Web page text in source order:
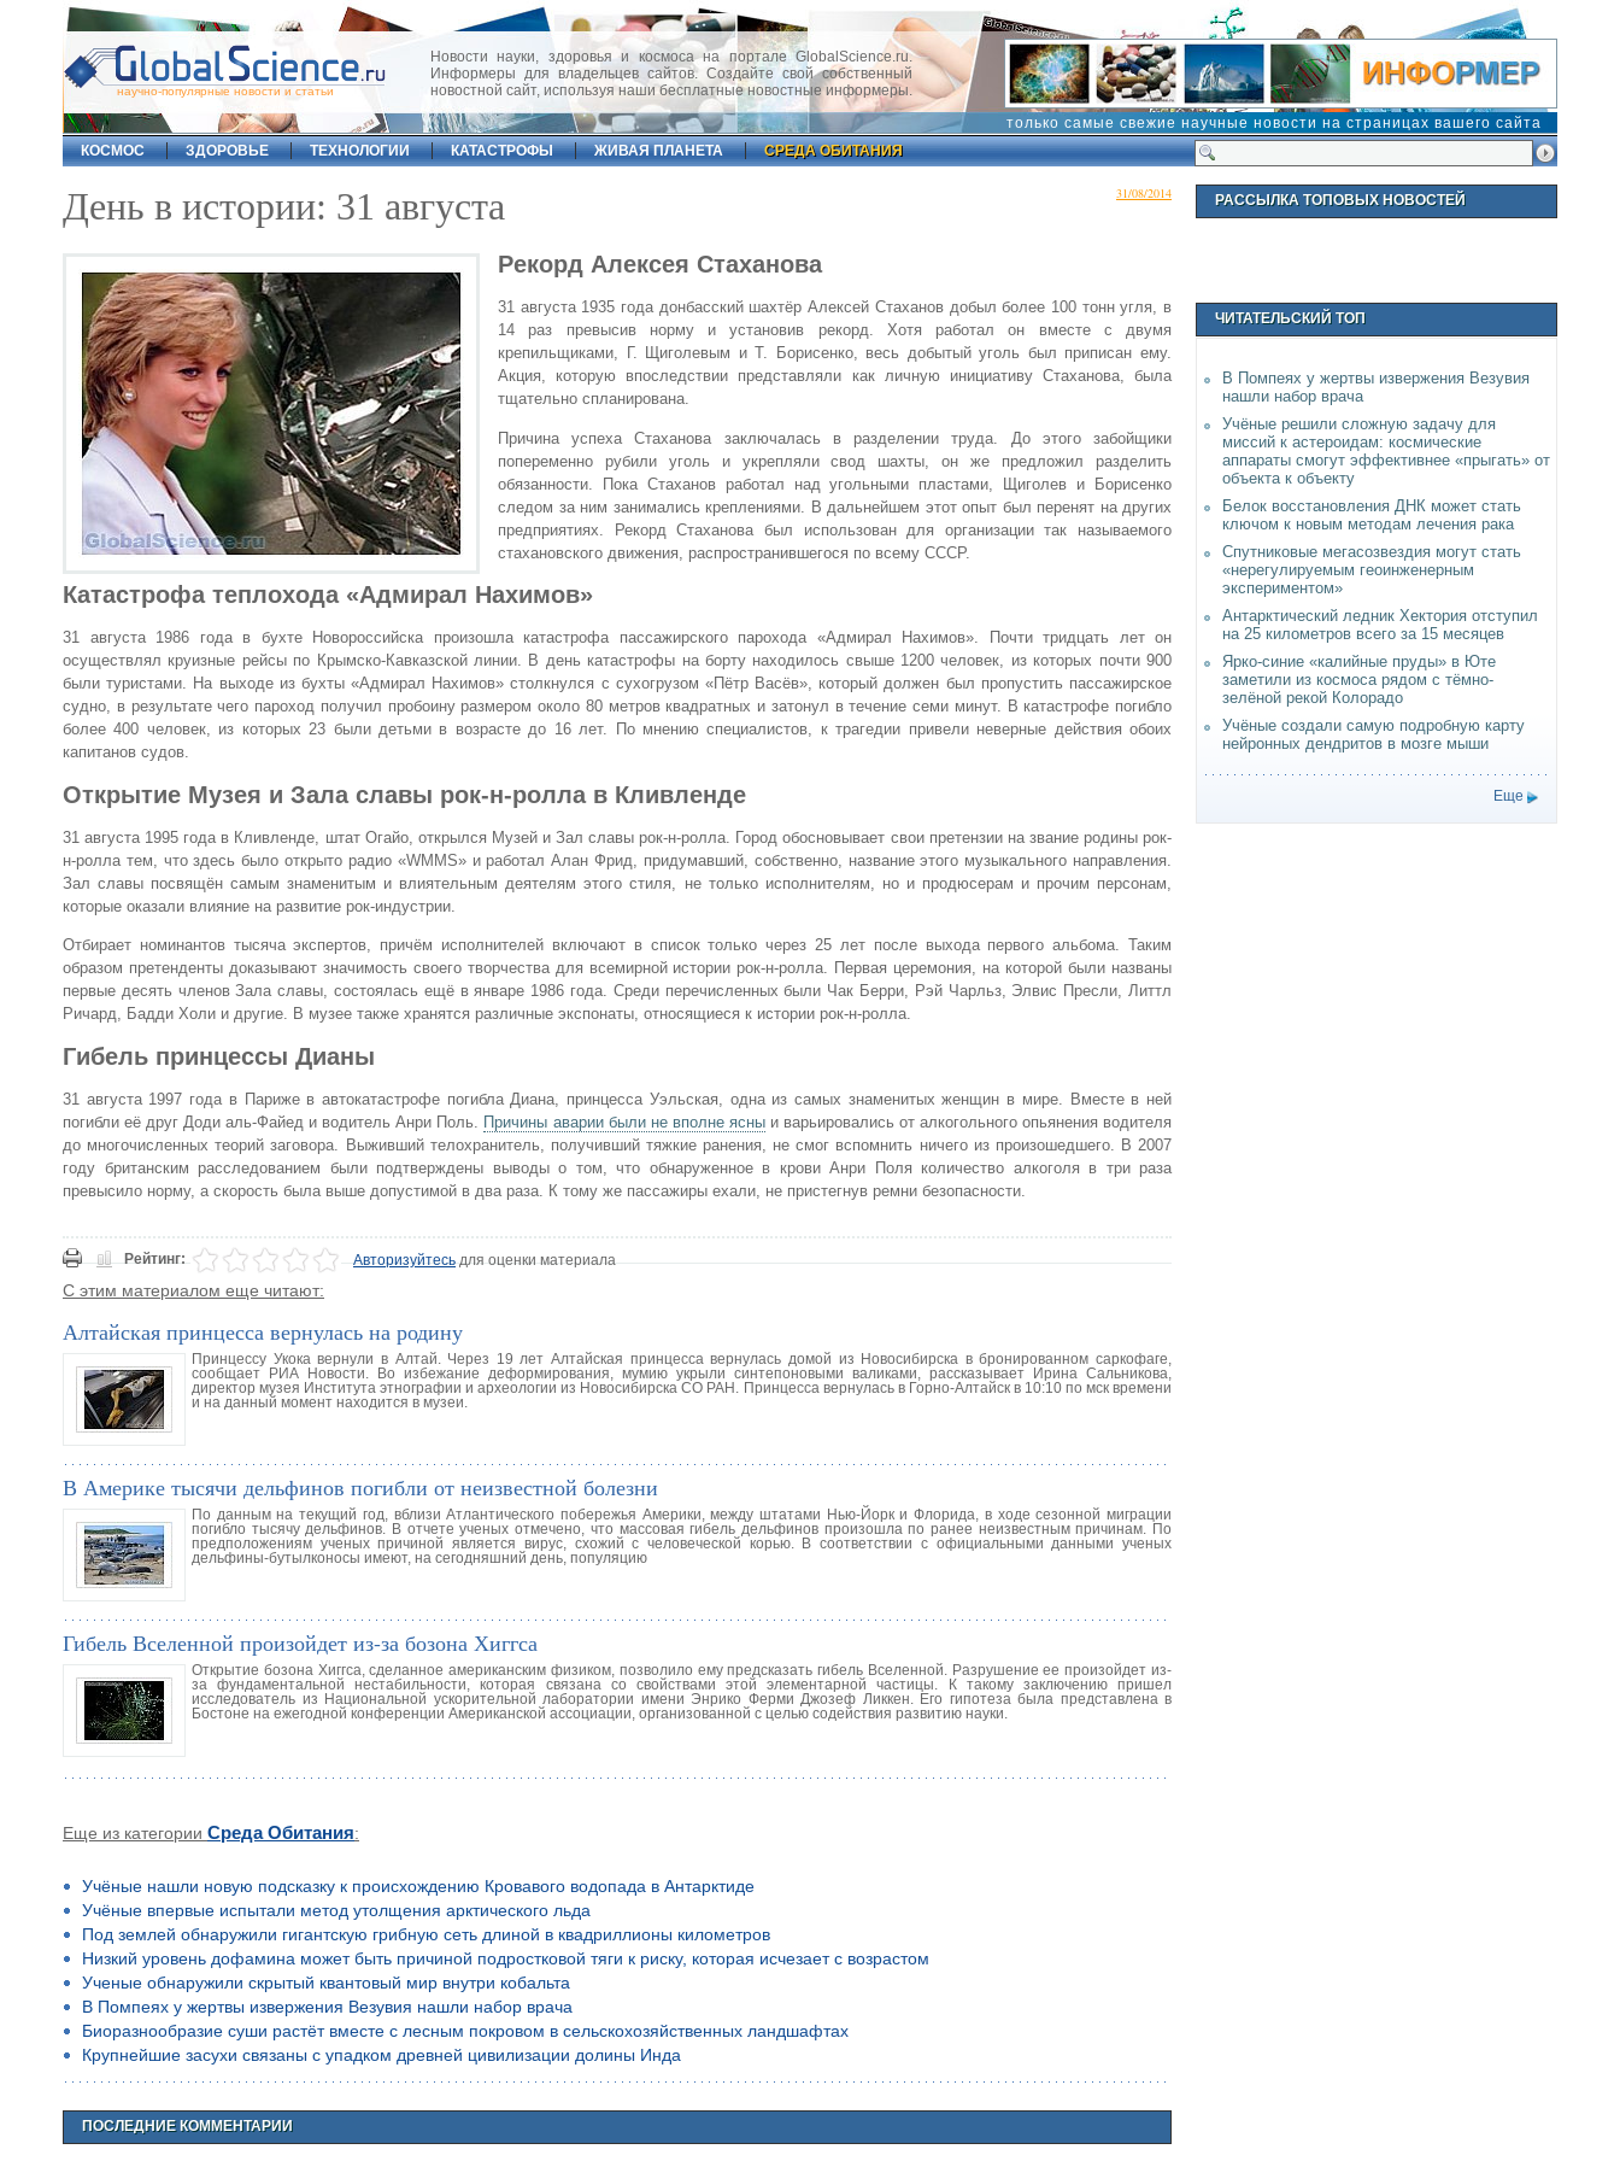
научно-популярные новости и статьи
Новости науки, здоровья и космоса на портале GlobalScience.ru.
Информеры для владельцев сайтов. Создайте свой собственный
новостной сайт, используя наши бесплатные новостные информеры.
только самые свежие научные новости на страницах вашего сайта
КОСМОС
ЗДОРОВЬЕ ТЕХНОЛОГИИ КАТАСТРОФЫ ЖИВАЯ ПЛАНЕТА СРЕДА ОБИТАНИЯ
31/08/2014
День в истории: 31 августа
Рекорд Алексея Стаханова
31 августа 1935 года донбасский шахтёр Алексей Стаханов добыл более 100 тонн угля, в
14 раз превысив норму и установив рекорд. Хотя работал он вместе с двумя
крепильщиками, Г. Щиголевым и Т. Борисенко, весь добытый уголь был приписан ему.
Акция, которую впоследствии представляли как личную инициативу Стаханова, была
тщательно спланирована.
Причина успеха Стаханова заключалась в разделении труда. До этого забойщики
попеременно рубили уголь и укрепляли свод шахты, он же предложил разделить
обязанности. Пока Стаханов работал над угольными пластами, Щиголев и Борисенко
следом за ним занимались креплениями. В дальнейшем этот опыт был перенят на других
предприятиях. Рекорд Стаханова был использован для организации так называемого
стахановского движения, распространившегося по всему СССР.
Катастрофа теплохода «Адмирал Нахимов»
31 августа 1986 года в бухте Новороссийска произошла катастрофа пассажирского парохода «Адмирал Нахимов». Почти тридцать лет он
осуществлял круизные рейсы по Крымско-Кавказской линии. В день катастрофы на борту находилось свыше 1200 человек, из которых почти 900
были туристами. На выходе из бухты «Адмирал Нахимов» столкнулся с сухогрузом «Пётр Васёв», который должен был пропустить пассажирское
судно, в результате чего пароход получил пробоину размером около 80 метров квадратных и затонул в течение семи минут. В катастрофе погибло
более 400 человек, из которых 23 были детьми в возрасте до 16 лет. По мнению специалистов, к трагедии привели неверные действия обоих
капитанов судов.
Открытие Музея и Зала славы рок-н-ролла в Кливленде
31 августа 1995 года в Кливленде, штат Огайо, открылся Музей и Зал славы рок-н-ролла. Город обосновывает свои претензии на звание родины рок-
н-ролла тем, что здесь было открыто радио «WMMS» и работал Алан Фрид, придумавший, собственно, название этого музыкального направления.
Зал славы посвящён самым знаменитым и влиятельным деятелям этого стиля, не только исполнителям, но и продюсерам и прочим персонам,
которые оказали влияние на развитие рок-индустрии.
Отбирает номинантов тысяча экспертов, причём исполнителей включают в список только через 25 лет после выхода первого альбома. Таким
образом претенденты доказывают значимость своего творчества для всемирной истории рок-н-ролла. Первая церемония, на которой были названы
первые десять членов Зала славы, состоялась ещё в январе 1986 года. Среди перечисленных были Чак Берри, Рэй Чарльз, Элвис Пресли, Литтл
Ричард, Бадди Холи и другие. В музее также хранятся различные экспонаты, относящиеся к истории рок-н-ролла.
Гибель принцессы Дианы
31 августа 1997 года в Париже в автокатастрофе погибла Диана, принцесса Уэльская, одна из самых знаменитых женщин в мире. Вместе в ней
погибли её друг Доди аль-Файед и водитель Анри Поль. Причины аварии были не вполне ясныи варьировались от алкогольного опьянения водителя
до многочисленных теорий заговора. Выживший телохранитель, получивший тяжкие ранения, не смог вспомнить ничего из произошедшего. В 2007
году британским расследованием были подтверждены выводы о том, что обнаруженное в крови Анри Поля количество алкоголя в три раза
превысило норму, а скорость была выше допустимой в два раза. К тому же пассажиры ехали, не пристегнув ремни безопасности.
Рейтинг: Авторизуйтесьдля оценки материала
С этим материалом еще читают:
Алтайская принцесса вернулась на родину
Принцессу Укока вернули в Алтай. Через 19 лет Алтайская принцесса вернулась домой из Новосибирска в бронированном саркофаге,
сообщает РИА Новости. Во избежание деформирования, мумию укрыли синтепоновыми валиками, рассказывает Ирина Сальникова,
директор музея Института этнографии и археологии из Новосибирска СО РАН. Принцесса вернулась в Горно-Алтайск в 10:10 по мск времени
и на данный момент находится в музеи.
В Америке тысячи дельфинов погибли от неизвестной болезни
По данным на текущий год, вблизи Атлантического побережья Америки, между штатами Нью-Йорк и Флорида, в ходе сезонной миграции
погибло тысячу дельфинов. В отчете ученых отмечено, что массовая гибель дельфинов произошла по ранее неизвестным причинам. По
предположениям ученых причиной является вирус, схожий с человеческой корью. В соответствии с официальными данными ученых
дельфины-бутылконосы имеют, на сегодняшний день, популяцию
Гибель Вселенной произойдет из-за бозона Хиггса
Открытие бозона Хиггса, сделанное американским физиком, позволило ему предсказать гибель Вселенной. Разрушение ее произойдет из-
за фундаментальной нестабильности, которая связана со свойствами этой элементарной частицы. К такому заключению пришел
исследователь из Национальной ускорительной лаборатории имени Энрико Ферми Джозеф Ликкен. Его гипотеза была представлена в
Бостоне на ежегодной конференции Американской ассоциации, организованной с целью содействия развитию науки.
Еще из категории Среда Обитания:
Учёные нашли новую подсказку к происхождению Кровавого водопада в Антарктиде
Учёные впервые испытали метод утолщения арктического льда
Под землей обнаружили гигантскую грибную сеть длиной в квадриллионы километров
Низкий уровень дофамина может быть причиной подростковой тяги к риску, которая исчезает с возрастом
Ученые обнаружили скрытый квантовый мир внутри кобальта
В Помпеях у жертвы извержения Везувия нашли набор врача
Биоразнообразие суши растёт вместе с лесным покровом в сельскохозяйственных ландшафтах
Крупнейшие засухи связаны с упадком древней цивилизации долины Инда
ПОСЛЕДНИЕ КОММЕНТАРИИ
РАССЫЛКА ТОПОВЫХ НОВОСТЕЙ
ЧИТАТЕЛЬСКИЙ ТОП
В Помпеях у жертвы извержения Везувия
нашли набор врача
Учёные решили сложную задачу для
миссий к астероидам: космические
аппараты смогут эффективнее «прыгать» от
объекта к объекту
Белок восстановления ДНК может стать
ключом к новым методам лечения рака
Спутниковые мегасозвездия могут стать
«нерегулируемым геоинженерным
экспериментом»
Антарктический ледник Хектория отступил
на 25 километров всего за 15 месяцев
Ярко-синие «калийные пруды» в Юте
заметили из космоса рядом с тёмно-
зелёной рекой Колорадо
Учёные создали самую подробную карту
нейронных дендритов в мозге мыши
Еще